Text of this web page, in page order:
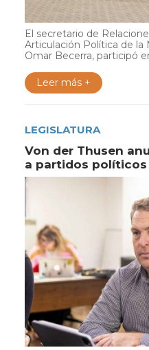
El secretario de
Articulación Política de la
Omar Becerra, participó
Leer más +
LEGISLATURA
Von der Thusen
a partidos